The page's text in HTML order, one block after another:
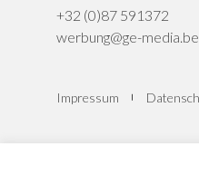
+32 (0)87 591372
werbung@ge-media.be
Impressum